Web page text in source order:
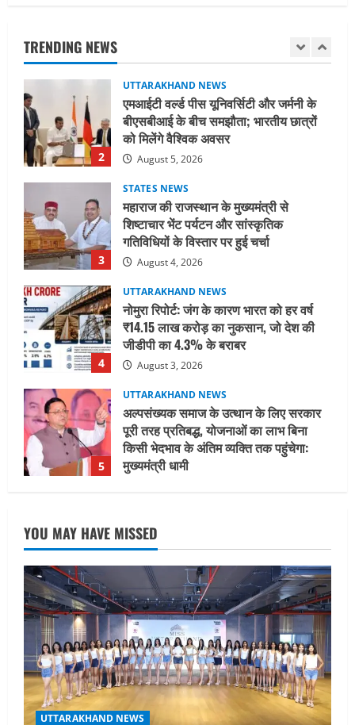
TRENDING NEWS
2
3
STATES NEWS
महाराज की राजस्थान के मुख्यमंत्री से
शिष्टाचार भेंट पर्यटन और सांस्कृतिक
गतिविधियों के विस्तार पर हुई चर्चा
August 4, 2026
4
UTTARAKHAND NEWS
नोमुरा रिपोर्ट: जंग के कारण भारत को हर वर्ष
₹14.15 लाख करोड़ का नुकसान, जो देश की
जीडीपी का 4.3% के बराबर
August 3, 2026
5
UTTARAKHAND NEWS
अल्पसंख्यक समाज के उत्थान के लिए सरकार
पूरी तरह प्रतिबद्ध, योजनाओं का लाभ बिना
किसी भेदभाव के अंतिम व्यक्ति तक पहुंचेगा:
मुख्यमंत्री धामी
1
UTTARAKHAND NEWS
मिस उत्तराखंड 2026 के सब-कॉन्टेस्ट ‘मिस
ब्यूटीफुल आइज़’ एवं ‘मिस ब्यूटीफुल हेयर’ का
आयोजन
August 5, 2026
2
बीएसबीआई के बीच समझौता; भारतीय छात्रों
को मिलेंगे वैश्विक अवसर
August 5, 2026
3
STATES NEWS
महाराज की राजस्थान के मुख्यमंत्री से
शिष्टाचार भेंट पर्यटन और सांस्कृतिक
गतिविधियों के विस्तार पर हुई चर्चा
August 4, 2026
UTTARAKHAND NEWS
YOU MAY HAVE MISSED
UTTARAKHAND NEWS